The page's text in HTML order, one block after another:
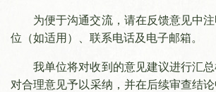
为便于沟通交流，请在反馈意见中
位（如适用）、联系电话及电子邮箱。
我单位将对收到的意见建议进行汇总
对合理意见予以采纳，并在后续审查结